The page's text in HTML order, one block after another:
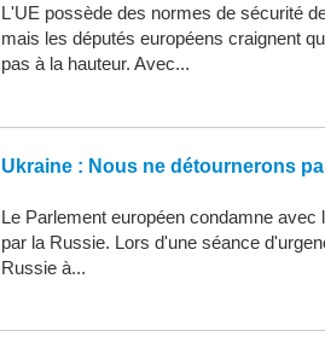
L'UE possède des normes de sécurité
mais les députés européens craignent
pas à la hauteur. Avec...
Ukraine : Nous ne détournerons
Le Parlement européen condamne
par la Russie. Lors d'une séance
Russie à...